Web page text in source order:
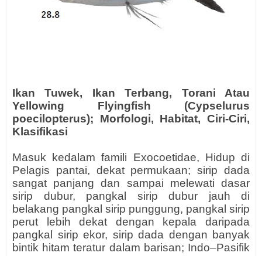
Ikan Tuwek, Ikan Terbang, Torani Atau
Yellowing Flyingfish (Cypselurus
poecilopterus); Morfologi, Habitat, Ciri-Ciri,
Klasifikasi
Masuk kedalam famili Exocoetidae, Hidup di
Pelagis pantai, dekat permukaan; sirip dada
sangat panjang dan sampai melewati dasar
sirip dubur, pangkal sirip dubur jauh di
belakang pangkal sirip punggung, pangkal sirip
perut lebih dekat dengan kepala daripada
pangkal sirip ekor, sirip dada dengan banyak
bintik hitam teratur dalam barisan; Indo–Pasifik